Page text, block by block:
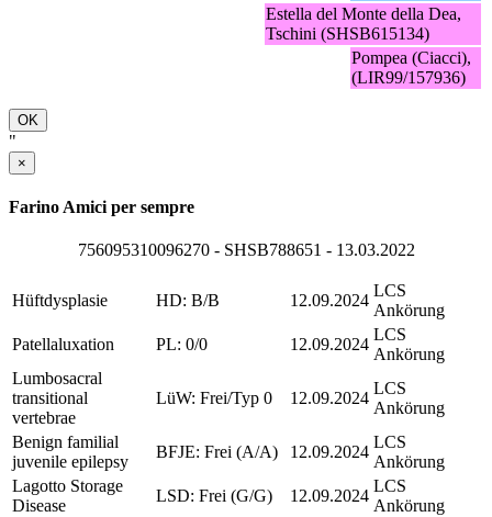
Estella del Monte della Dea,
Tschini (SHSB615134)
Pompea (Ciacci),
(LIR99/157936)
OK
"
×
Farino Amici per sempre
756095310096270 - SHSB788651 - 13.03.2022
Hüftdysplasie HD: B/B 12.09.2024
LCS
Ankörung
Patellaluxation
PL: 0/0 12.09.2024
LCS
Ankörung
Lumbosacral
transitional
vertebrae
LüW: Frei/Typ 0 12.09.2024
LCS
Ankörung
Benign familial
juvenile epilepsy
BFJE: Frei (A/A) 12.09.2024
LCS
Ankörung
Lagotto Storage
Disease
LSD: Frei (G/G) 12.09.2024
LCS
Ankörung